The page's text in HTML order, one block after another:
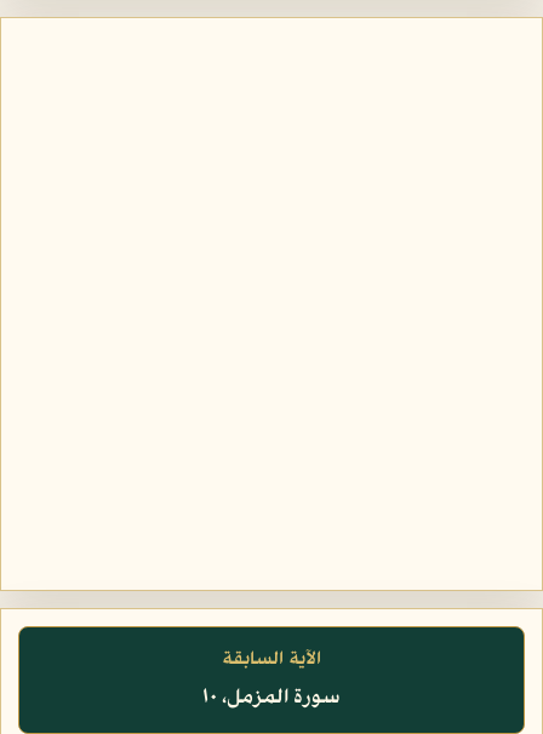
الآية السابقة
سورة المزمل، ١٠